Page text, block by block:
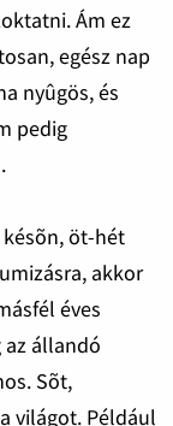
Ám ez
egész nap
nyûgös, és
pedig
öt-hét
akkor
éves
az állandó
Sõt,
világot. Például